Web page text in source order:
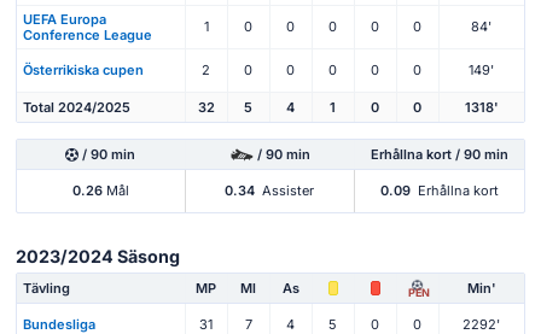
UEFA Europa
Conference League
1 0 0 0 0 0 84'
Österrikiska cupen 2 0 0 0 0 0 149'
Total 2024/2025 32 5 4 1 0 0 1318'
/ 90 min / 90 min Erhållna kort / 90 min
0.26Mål 0.34 Assister 0.09 Erhållna kort
2023/2024 Säsong
Tävling MP Ml As PEN Min'
Bundesliga 31 7 4 5 0 0 2292'